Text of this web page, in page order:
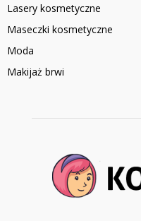
Lasery kosmetyczne
Maseczki kosmetyczne
Moda
Makijaż brwi